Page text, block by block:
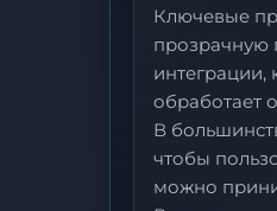
Ключевые
прозрачную
интеграции,
обработает
В
чтобы
можно